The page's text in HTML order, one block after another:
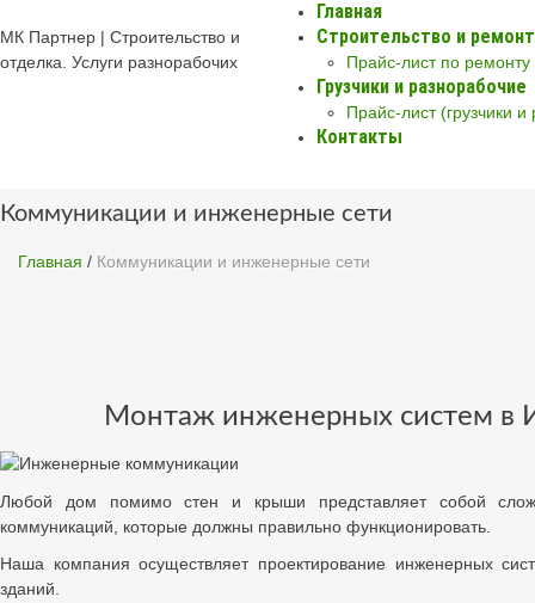
МК Партнер | Строительство и
отделка. Услуги разнорабочих
Главная
Строительство и ремонт
Прайс-лист по ремонту
Грузчики и разнорабочие
Прайс-лист (грузчики
Контакты
Коммуникации и инженерные сети
Главная / Коммуникации и инженерные сети
Монтаж инженерных систем в
Любой дом помимо стен и крыши представляет собой
коммуникаций, которые должны правильно функционировать.
Наша компания осуществляет проектирование инженерных
зданий.